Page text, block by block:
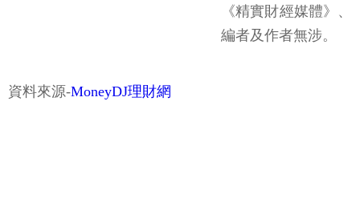
《精實財經媒體》、
編者及作者無涉。
資料來源-MoneyDJ理財網